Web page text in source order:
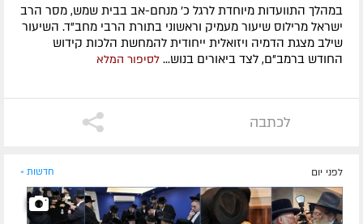
במהלך התוועדות מיוחדת לרגל כ' מנחם-אב בבית שמש, מסר הרב
ישראל מרילוס שיעור מעמיק וראשוני בתורת הרבי מחב"ד. השיעור
שילב מצגת הדמיה ויזואלית ייחודית להמחשת הלכות קידוש
החודש ברמב"ם, לצד ביאורים בנוש... לסיפור המלא
לכתבה
לפני יום חדשות »